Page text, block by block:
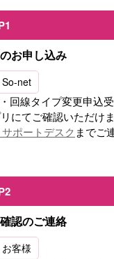
お申し込み
net
回線タイプ変更申込
にてご確認いただけ
ポートデスク までご
認のご連絡
客様